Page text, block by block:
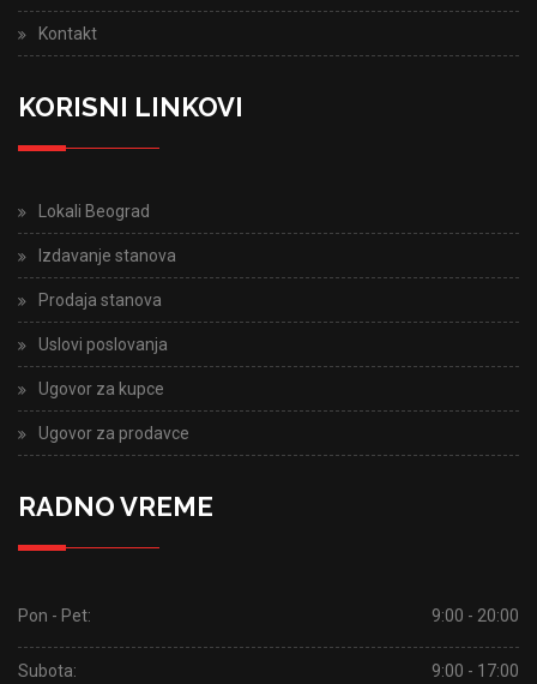
Kontakt
KORISNI LINKOVI
Lokali Beograd
Izdavanje stanova
Prodaja stanova
Uslovi poslovanja
Ugovor za kupce
Ugovor za prodavce
RADNO VREME
Pon - Pet: 9:00 - 20:00
Subota: 9:00 - 17:00